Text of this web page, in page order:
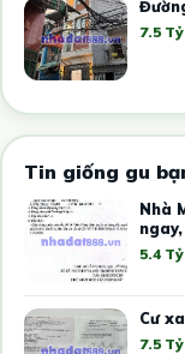
7.5 Tỷ
Tin giống gu
Nhà MT-
5.4
Cư
7.5